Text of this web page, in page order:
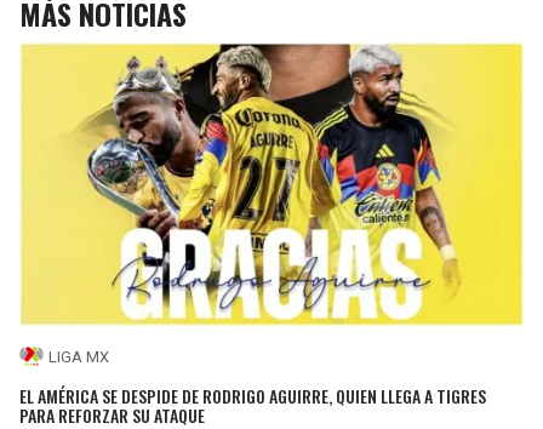
MÁS NOTICIAS
LIGA MX
EL AMÉRICA SE DESPIDE DE RODRIGO AGUIRRE, QUIEN LLEGA A TIGRES
PARA REFORZAR SU ATAQUE